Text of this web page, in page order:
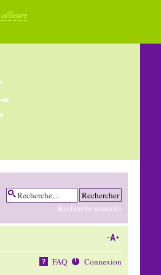
ailleurs
Recherche avancée
FAQ Connexion